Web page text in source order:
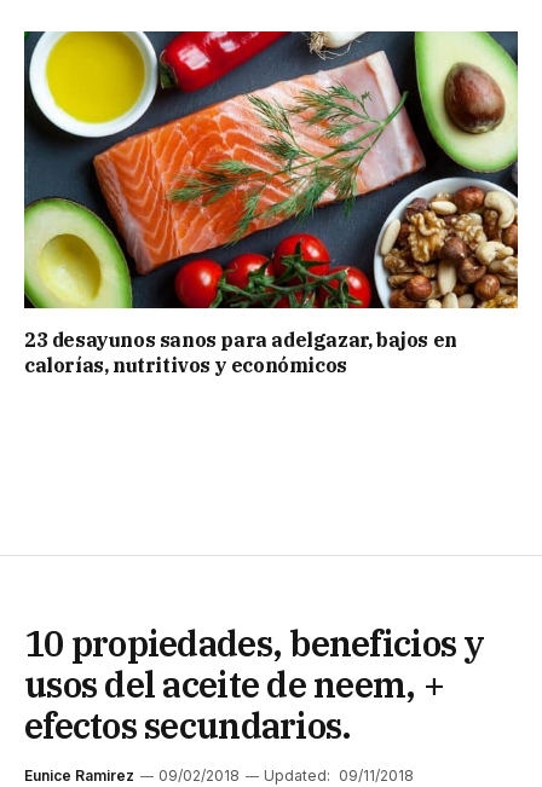
23 desayunos sanos para adelgazar, bajos en
calorías, nutritivos y económicos
10 propiedades, beneficios y
usos del aceite de neem, +
efectos secundarios.
Eunice Ramirez 09/02/2018 Updated: 09/11/2018